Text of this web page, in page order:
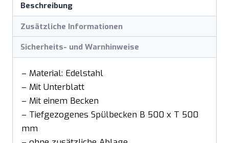
Beschreibung
Zusätzliche Informationen
Sicherheits- und Warnhinweise
– Material: Edelstahl
– Mit Unterblatt
– Mit einem Becken
– Tiefgezogenes Spülbecken B 500 x T 500
mm